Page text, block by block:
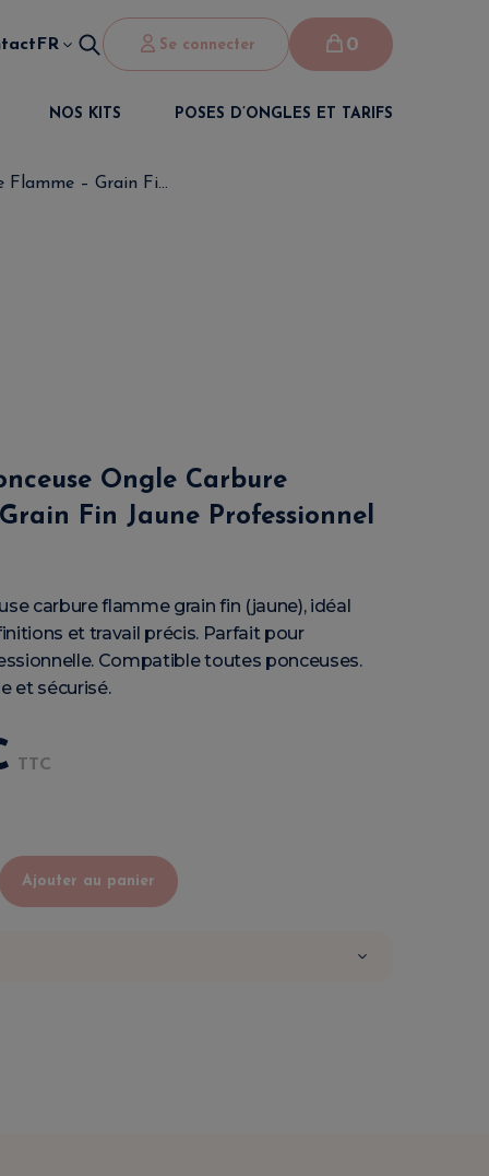
FR Se connecter 0
NOS KITS POSES D’ONGLES ET TARIFS
Flamme – Grain Fi...
Ongle Carbure
Fin Jaune Professionnel
carbure flamme grain fin (jaune), idéal
et travail précis. Parfait pour
Compatible toutes ponceuses.
et sécurisé.
TTC
Ajouter au panier